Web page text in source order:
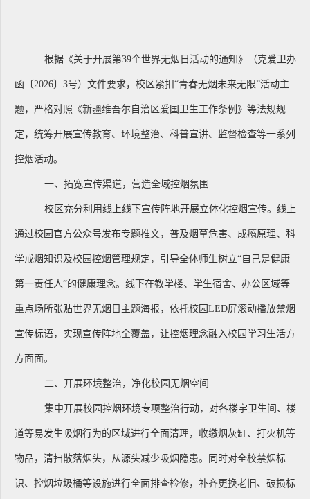
根据《关于开展第39个世界无烟日活动的通知》 （克爱卫办
函〔2026〕3号）文件要求，校区 紧扣“青春无烟未来无限”活动主
题，严格对照《新疆维吾尔自治区爱国卫生工作条例》等法规规
定，统筹开展宣传教育、环境整治、科普宣讲、监督检查等一系列
控烟活动。
一、拓宽宣传渠道，营造全域控烟氛围
校区充分利用线上线下宣传阵地开展立体化控烟宣传。线上
通过校园官方公众号发布专题推文，普及烟草危害、成瘾原理、科
学戒烟知识及校园控烟管理规定，引导全体师生树立“自己是健康
第一责任人”的健康理念。 线下在教学楼、学生宿舍、办公区域等
重点场所张贴世界无烟日主题海报，依托校园LED屏滚动播放禁烟
宣传标语，实现宣传阵地全覆盖，让控烟理念融入校园学习生活方
方面面。
二、开展环境整治，净化校园无烟空间
集中开展校园控烟环境专项整治行动，对各楼宇卫生间、楼
道等易发生吸烟行为的区域进行全面清理，收缴烟灰缸、打火机等
物品，清扫散落烟头，从源头减少吸烟隐患。同时对全校禁烟标
识、控烟垃圾桶等设施进行全面排查检修，补齐更换老旧、破损标